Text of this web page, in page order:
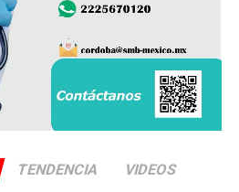
TENDENCIA VIDEOS